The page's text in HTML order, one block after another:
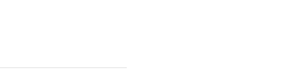
à voile (à moins de